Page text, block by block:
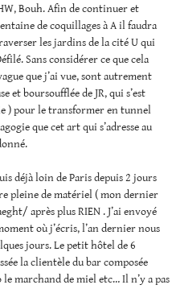
Bouh. Afin de continuer et
de coquillages à A il faudra
les jardins de la cité U qui
Sans considérer ce que cela
que j’ai vue, sont autrement
et boursoufflée de JR, qui s’est
) pour le transformer en tunnel
que cet art qui s’adresse au
déjà loin de Paris depuis 2 jours
pleine de matériel ( mon dernier
après plus RIEN . J’ai envoyé
où j’écris, l’an dernier nous
jours. Le petit hôtel de 6
la clientèle du bar composée
marchand de miel etc… Il n’y a pas